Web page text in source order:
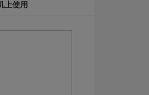
上使用